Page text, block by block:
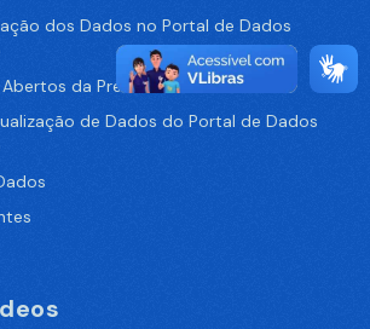
dos Dados no Portal de Dados
da Prefeitura do Recife
de Dados do Portal de Dados